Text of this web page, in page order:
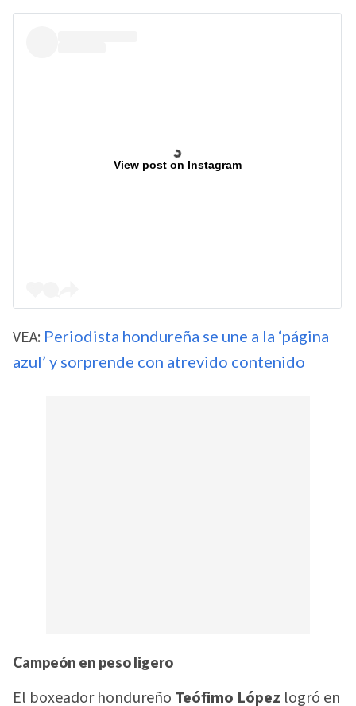
View post on Instagram
VEA: Periodista hondureña se une a la ‘página
azul’ y sorprende con atrevido contenido
Campeón en peso ligero
El boxeador hondureño Teófimo López logró en